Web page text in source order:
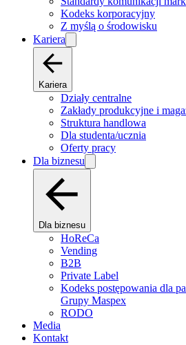
Kodeks korporacyjny
Z myślą o środowisku
Kariera
Kariera
Działy centralne
Zakłady produkcyjne i
Struktura handlowa
Dla studenta/ucznia
Oferty pracy
Dla biznesu
Dla biznesu
HoReCa
Vending
B2B
Private Label
Kodeks postępowania dla
Grupy Maspex
RODO
Media
Kontakt